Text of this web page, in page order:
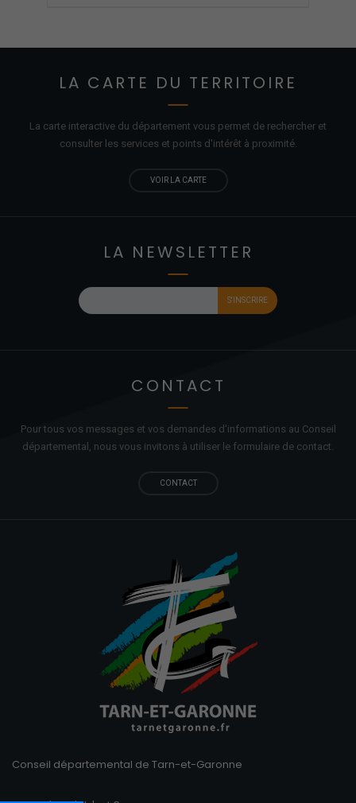
LA CARTE DU TERRITOIRE
La carte interactive du département vous permet de rechercher et
consulter les services et points d'intérêt à proximité.
VOIR LA CARTE
LA NEWSLETTER
CONTACT
Pour tous vos messages et vos demandes d'informations au Conseil
départemental, nous vous invitons à utiliser le formulaire de contact.
CONTACT
Conseil départemental de Tarn-et-Garonne